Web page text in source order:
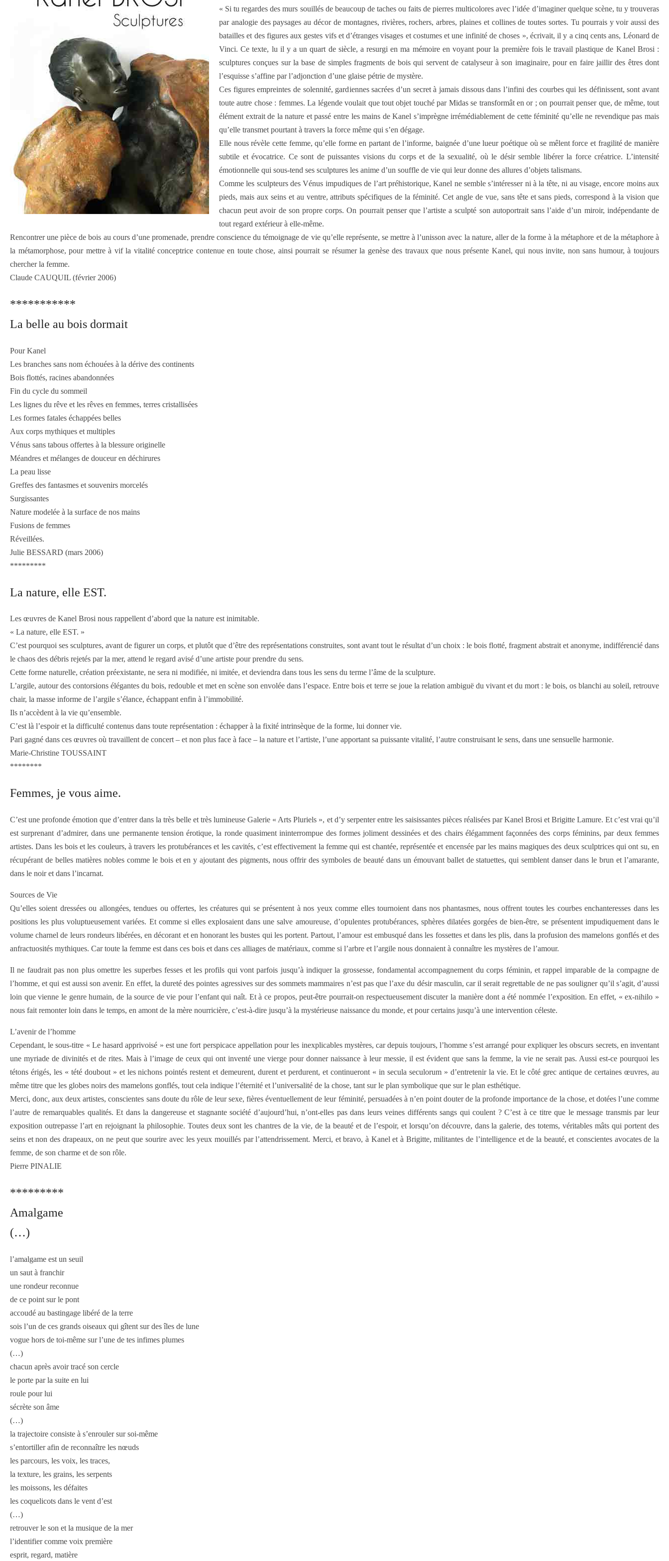
« Si tu regardes des murs souillés de beaucoup de taches ou faits de pierres multicolores avec l’idée d’imaginer quelque scène, tu y trouveras
par analogie des paysages au décor de montagnes, rivières, rochers, arbres, plaines et collines de toutes sortes. Tu pourrais y voir aussi des
batailles et des figures aux gestes vifs et d’étranges visages et costumes et une infinité de choses », écrivait, il y a cinq cents ans, Léonard de
Vinci. Ce texte, lu il y a un quart de siècle, a resurgi en ma mémoire en voyant pour la première fois le travail plastique de Kanel Brosi :
sculptures conçues sur la base de simples fragments de bois qui servent de catalyseur à son imaginaire, pour en faire jaillir des êtres dont
l’esquisse s’affine par l’adjonction d’une glaise pétrie de mystère.
Ces figures empreintes de solennité, gardiennes sacrées d’un secret à jamais dissous dans l’infini des courbes qui les définissent, sont avant
toute autre chose : femmes. La légende voulait que tout objet touché par Midas se transformât en or ; on pourrait penser que, de même, tout
élément extrait de la nature et passé entre les mains de Kanel s’imprègne irrémédiablement de cette féminité qu’elle ne revendique pas mais
qu’elle transmet pourtant à travers la force même qui s’en dégage.
Elle nous révèle cette femme, qu’elle forme en partant de l’informe, baignée d’une lueur poétique où se mêlent force et fragilité de manière
subtile et évocatrice. Ce sont de puissantes visions du corps et de la sexualité, où le désir semble libérer la force créatrice. L’intensité
émotionnelle qui sous-tend ses sculptures les anime d’un souffle de vie qui leur donne des allures d’objets talismans.
Comme les sculpteurs des Vénus impudiques de l’art préhistorique, Kanel ne semble s’intéresser ni à la tête, ni au visage, encore moins aux
pieds, mais aux seins et au ventre, attributs spécifiques de la féminité. Cet angle de vue, sans tête et sans pieds, correspond à la vision que
chacun peut avoir de son propre corps. On pourrait penser que l’artiste a sculpté son autoportrait sans l’aide d’un miroir, indépendante de
tout regard extérieur à elle-même.
Rencontrer une pièce de bois au cours d’une promenade, prendre conscience du témoignage de vie qu’elle représente, se mettre à l’unisson avec la nature, aller de la forme à la métaphore et de la métaphore à
la métamorphose, pour mettre à vif la vitalité conceptrice contenue en toute chose, ainsi pourrait se résumer la genèse des travaux que nous présente Kanel, qui nous invite, non sans humour, à toujours
chercher la femme.
Claude CAUQUIL (février 2006)
***********
La belle au bois dormait
Pour Kanel
Les branches sans nom échouées à la dérive des continents
Bois flottés, racines abandonnées
Fin du cycle du sommeil
Les lignes du rêve et les rêves en femmes, terres cristallisées
Les formes fatales échappées belles
Aux corps mythiques et multiples
Vénus sans tabous offertes à la blessure originelle
Méandres et mélanges de douceur en déchirures
La peau lisse
Greffes des fantasmes et souvenirs morcelés
Surgissantes
Nature modelée à la surface de nos mains
Fusions de femmes
Réveillées.
Julie BESSARD (mars 2006)
*********
La nature, elle EST.
Les œuvres de Kanel Brosi nous rappellent d’abord que la nature est inimitable.
« La nature, elle EST. »
C’est pourquoi ses sculptures, avant de figurer un corps, et plutôt que d’être des représentations construites, sont avant tout le résultat d’un choix : le bois flotté, fragment abstrait et anonyme, indifférencié dans
le chaos des débris rejetés par la mer, attend le regard avisé d’une artiste pour prendre du sens.
Cette forme naturelle, création préexistante, ne sera ni modifiée, ni imitée, et deviendra dans tous les sens du terme l’âme de la sculpture.
L’argile, autour des contorsions élégantes du bois, redouble et met en scène son envolée dans l’espace. Entre bois et terre se joue la relation ambiguë du vivant et du mort : le bois, os blanchi au soleil, retrouve
chair, la masse informe de l’argile s’élance, échappant enfin à l’immobilité.
Ils n’accèdent à la vie qu’ensemble.
C’est là l’espoir et la difficulté contenus dans toute représentation : échapper à la fixité intrinsèque de la forme, lui donner vie.
Pari gagné dans ces œuvres où travaillent de concert – et non plus face à face – la nature et l’artiste, l’une apportant sa puissante vitalité, l’autre construisant le sens, dans une sensuelle harmonie.
Marie-Christine TOUSSAINT
********
Femmes, je vous aime.
C’est une profonde émotion que d’entrer dans la très belle et très lumineuse Galerie « Arts Pluriels », et d’y serpenter entre les saisissantes pièces réalisées par Kanel Brosi et Brigitte Lamure. Et c’est vrai qu’il
est surprenant d’admirer, dans une permanente tension érotique, la ronde quasiment ininterrompue des formes joliment dessinées et des chairs élégamment façonnées des corps féminins, par deux femmes
artistes. Dans les bois et les couleurs, à travers les protubérances et les cavités, c’est effectivement la femme qui est chantée, représentée et encensée par les mains magiques des deux sculptrices qui ont su, en
récupérant de belles matières nobles comme le bois et en y ajoutant des pigments, nous offrir des symboles de beauté dans un émouvant ballet de statuettes, qui semblent danser dans le brun et l’amarante,
dans le noir et dans l’incarnat.
Sources de Vie
Qu’elles soient dressées ou allongées, tendues ou offertes, les créatures qui se présentent à nos yeux comme elles tournoient dans nos phantasmes, nous offrent toutes les courbes enchanteresses dans les
positions les plus voluptueusement variées. Et comme si elles explosaient dans une salve amoureuse, d’opulentes protubérances, sphères dilatées gorgées de bien-être, se présentent impudiquement dans le
volume charnel de leurs rondeurs libérées, en décorant et en honorant les bustes qui les portent. Partout, l’amour est embusqué dans les fossettes et dans les plis, dans la profusion des mamelons gonflés et des
anfractuosités mythiques. Car toute la femme est dans ces bois et dans ces alliages de matériaux, comme si l’arbre et l’argile nous donnaient à connaître les mystères de l’amour.
Il ne faudrait pas non plus omettre les superbes fesses et les profils qui vont parfois jusqu’à indiquer la grossesse, fondamental accompagnement du corps féminin, et rappel imparable de la compagne de
l’homme, et qui est aussi son avenir. En effet, la dureté des pointes agressives sur des sommets mammaires n’est pas que l’axe du désir masculin, car il serait regrettable de ne pas souligner qu’il s’agit, d’aussi
loin que vienne le genre humain, de la source de vie pour l’enfant qui naît. Et à ce propos, peut-être pourrait-on respectueusement discuter la manière dont a été nommée l’exposition. En effet, « ex-nihilo »
nous fait remonter loin dans le temps, en amont de la mère nourricière, c’est-à-dire jusqu’à la mystérieuse naissance du monde, et pour certains jusqu’à une intervention céleste.
L’avenir de l’homme
Cependant, le sous-titre « Le hasard apprivoisé » est une fort perspicace appellation pour les inexplicables mystères, car depuis toujours, l’homme s’est arrangé pour expliquer les obscurs secrets, en inventant
une myriade de divinités et de rites. Mais à l’image de ceux qui ont inventé une vierge pour donner naissance à leur messie, il est évident que sans la femme, la vie ne serait pas. Aussi est-ce pourquoi les
tétons érigés, les « tété doubout » et les nichons pointés restent et demeurent, durent et perdurent, et continueront « in secula seculorum » d’entretenir la vie. Et le côté grec antique de certaines œuvres, au
même titre que les globes noirs des mamelons gonflés, tout cela indique l’éternité et l’universalité de la chose, tant sur le plan symbolique que sur le plan esthétique.
Merci, donc, aux deux artistes, conscientes sans doute du rôle de leur sexe, fières éventuellement de leur féminité, persuadées à n’en point douter de la profonde importance de la chose, et dotées l’une comme
l’autre de remarquables qualités. Et dans la dangereuse et stagnante société d’aujourd’hui, n’ont-elles pas dans leurs veines différents sangs qui coulent ? C’est à ce titre que le message transmis par leur
exposition outrepasse l’art en rejoignant la philosophie. Toutes deux sont les chantres de la vie, de la beauté et de l’espoir, et lorsqu’on découvre, dans la galerie, des totems, véritables mâts qui portent des
seins et non des drapeaux, on ne peut que sourire avec les yeux mouillés par l’attendrissement. Merci, et bravo, à Kanel et à Brigitte, militantes de l’intelligence et de la beauté, et conscientes avocates de la
femme, de son charme et de son rôle.
Pierre PINALIE
*********
Amalgame
(…)
l’amalgame est un seuil
un saut à franchir
une rondeur reconnue
de ce point sur le pont
accoudé au bastingage libéré de la terre
sois l’un de ces grands oiseaux qui gîtent sur des îles de lune
vogue hors de toi-même sur l’une de tes infimes plumes
(…)
chacun après avoir tracé son cercle
le porte par la suite en lui
roule pour lui
sécrète son âme
(…)
la trajectoire consiste à s’enrouler sur soi-même
s’entortiller afin de reconnaître les nœuds
les parcours, les voix, les traces,
la texture, les grains, les serpents
les moissons, les défaites
les coquelicots dans le vent d’est
(…)
retrouver le son et la musique de la mer
l’identifier comme voix première
esprit, regard, matière